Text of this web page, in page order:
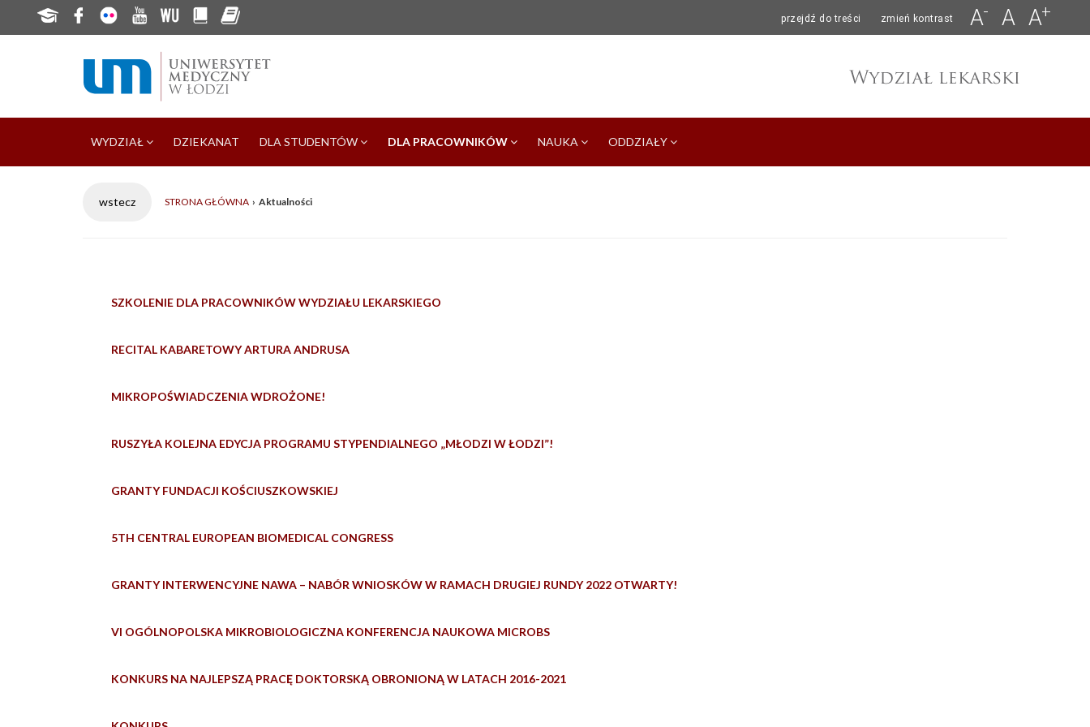
przejdź do treści zmień kontrast A- A A+
WYDZIAŁ DZIEKANAT DLA STUDENTÓW DLA PRACOWNIKÓW NAUKA ODDZIAŁY
STRONA GŁÓWNA › Aktualności
SZKOLENIE DLA PRACOWNIKÓW WYDZIAŁU LEKARSKIEGO
RECITAL KABARETOWY ARTURA ANDRUSA
MIKROPOŚWIADCZENIA WDROŻONE!
RUSZYŁA KOLEJNA EDYCJA PROGRAMU STYPENDIALNEGO „MŁODZI W ŁODZI”!
GRANTY FUNDACJI KOŚCIUSZKOWSKIEJ
5TH CENTRAL EUROPEAN BIOMEDICAL CONGRESS
GRANTY INTERWENCYJNE NAWA – NABÓR WNIOSKÓW W RAMACH DRUGIEJ RUNDY 2022 OTWARTY!
VI OGÓLNOPOLSKA MIKROBIOLOGICZNA KONFERENCJA NAUKOWA MICROBS
KONKURS NA NAJLEPSZĄ PRACĘ DOKTORSKĄ OBRONIONĄ W LATACH 2016-2021